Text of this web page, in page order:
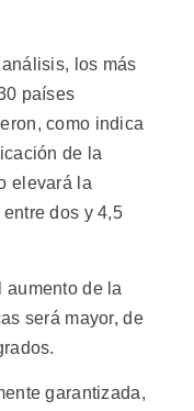
los más
países
como indica
de la
elevará la
dos y 4,5
aumento de la
será mayor, de
garantizada,